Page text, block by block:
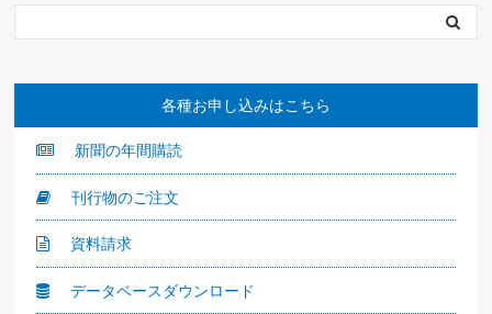
各種お申し込みはこちら
新聞の年間購読
刊行物のご注文
資料請求
データベースダウンロード